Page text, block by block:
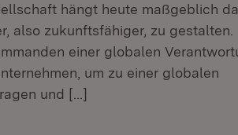
hängt heute maßgeblich
also zukunftsfähiger, zu
einer globalen
um zu einer globalen
und […]